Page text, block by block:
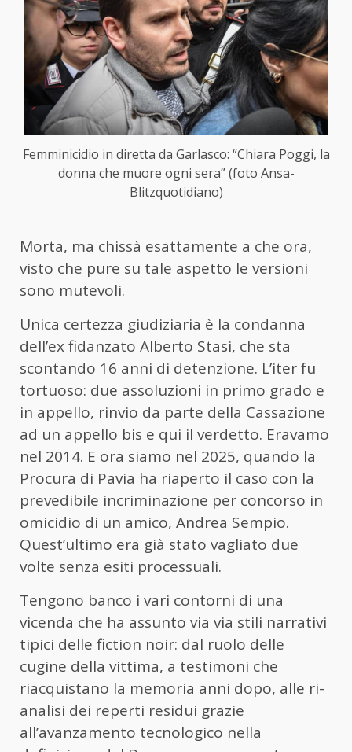
Femminicidio in diretta da Garlasco: “Chiara Poggi, la
donna che muore ogni sera” (foto Ansa-
Blitzquotidiano)
Morta, ma chissà esattamente a che ora,
visto che pure su tale aspetto le versioni
sono mutevoli.
Unica certezza giudiziaria è la condanna
dell’ex fidanzato Alberto Stasi, che sta
scontando 16 anni di detenzione. L’iter fu
tortuoso: due assoluzioni in primo grado e
in appello, rinvio da parte della Cassazione
ad un appello bis e qui il verdetto. Eravamo
nel 2014. E ora siamo nel 2025, quando la
Procura di Pavia ha riaperto il caso con la
prevedibile incriminazione per concorso in
omicidio di un amico, Andrea Sempio.
Quest’ultimo era già stato vagliato due
volte senza esiti processuali.
Tengono banco i vari contorni di una
vicenda che ha assunto via via stili narrativi
tipici delle fiction noir: dal ruolo delle
cugine della vittima, a testimoni che
riacquistano la memoria anni dopo, alle ri-
analisi dei reperti residui grazie
all’avanzamento tecnologico nella